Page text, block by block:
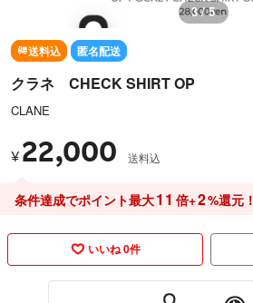
3 / 5
送料込 匿名配送
クラネ CHECK SHIRT OP
CLANE
¥ 22,000 送料込
条件達成でポイント最大11 倍+2%還元！
いいね 0件